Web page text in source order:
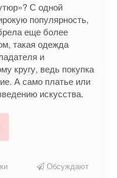
С одной
популярность,
еще более
такая одежда
и
кругу, ведь покупка
А само платье или
искусства.
Обсуждают